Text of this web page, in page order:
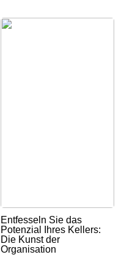
Entfesseln Sie das
Potenzial Ihres Kellers:
Die Kunst der
Organisation